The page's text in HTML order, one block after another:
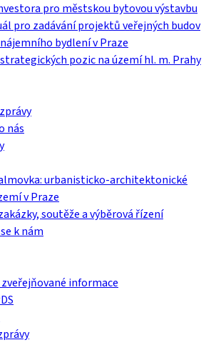
pro městskou bytovou výstavbu
pro zadávání projektů veřejných budov
bydlení v Praze
pozic na území hl. m. Prahy
nás
urbanisticko-architektonické
v Praze
soutěže a výběrová řízení
k nám
informace